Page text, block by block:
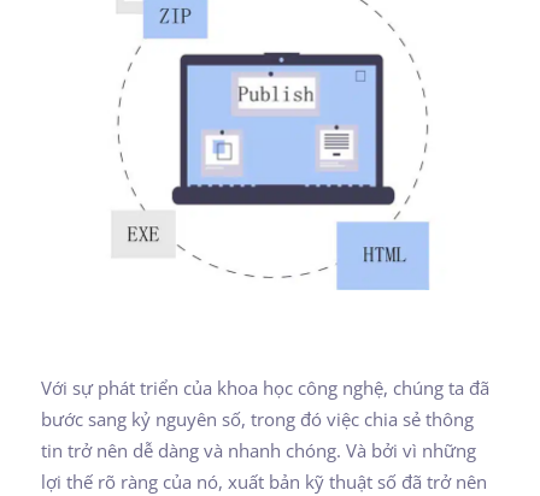
Với sự phát triển của khoa học công nghệ, chúng ta đã
bước sang kỷ nguyên số, trong đó việc chia sẻ thông
tin trở nên dễ dàng và nhanh chóng. Và bởi vì những
lợi thế rõ ràng của nó, xuất bản kỹ thuật số đã trở nên